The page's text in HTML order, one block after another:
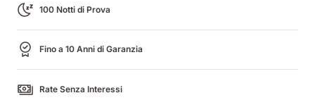
100 Notti di Prova
Fino a 10 Anni di Garanzia
Rate Senza Interessi